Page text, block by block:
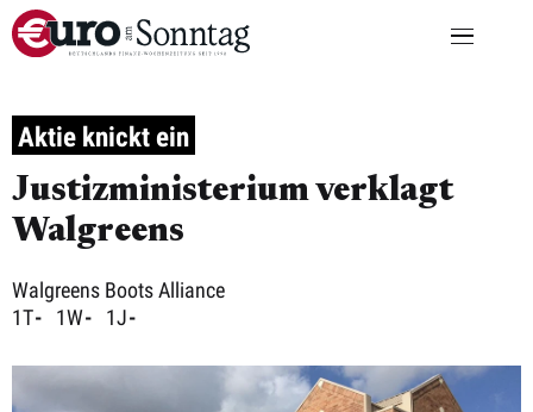
Aktie knickt ein
Justizministerium verklagt
Walgreens
Walgreens Boots Alliance
1T- 1W- 1J-